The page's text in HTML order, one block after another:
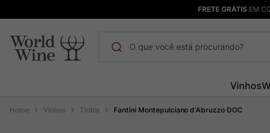
FRETE GRÁTISEM
Vinhos
Vinhos Tintos Fantini Montepulciano d'Abruzzo DOC
1º Maçanita